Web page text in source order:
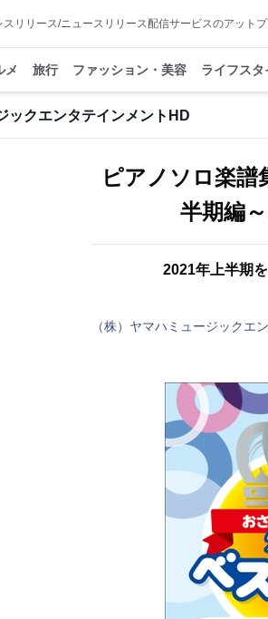
スリリース/ニュースリリース配信サービスのアット
メ 旅行 ファッション・美容 ライフスタ
ックエンタテインメントHD
ピアノソロ楽
半期編
2021年上半期
（株）ヤマハミュージックエ